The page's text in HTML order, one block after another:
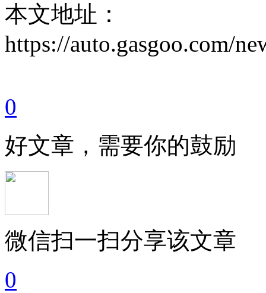
本文地址：
https://auto.gasgoo.com/
0
好文章，需要你的鼓励
微信扫一扫分享该文章
0